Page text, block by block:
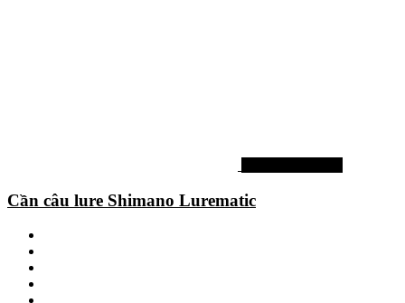
Cần câu lure Shimano Lurematic